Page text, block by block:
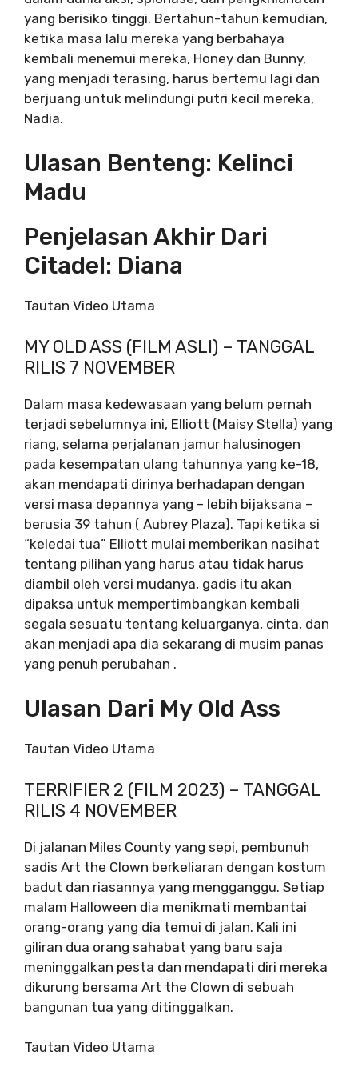
yang berisiko tinggi. Bertahun-tahun kemudian,
ketika masa lalu mereka yang berbahaya
kembali menemui mereka, Honey dan Bunny,
yang menjadi terasing, harus bertemu lagi dan
berjuang untuk melindungi putri kecil mereka,
Nadia.
Ulasan Benteng: Kelinci
Madu
Penjelasan Akhir Dari
Citadel: Diana
Tautan Video Utama
MY OLD ASS (FILM ASLI) – TANGGAL
RILIS 7 NOVEMBER
Dalam masa kedewasaan yang belum pernah
terjadi sebelumnya ini, Elliott (Maisy Stella) yang
riang, selama perjalanan jamur halusinogen
pada kesempatan ulang tahunnya yang ke-18,
akan mendapati dirinya berhadapan dengan
versi masa depannya yang – lebih bijaksana –
berusia 39 tahun ( Aubrey Plaza). Tapi ketika si
“keledai tua” Elliott mulai memberikan nasihat
tentang pilihan yang harus atau tidak harus
diambil oleh versi mudanya, gadis itu akan
dipaksa untuk mempertimbangkan kembali
segala sesuatu tentang keluarganya, cinta, dan
akan menjadi apa dia sekarang di musim panas
yang penuh perubahan .
Ulasan Dari My Old Ass
Tautan Video Utama
TERRIFIER 2 (FILM 2023) – TANGGAL
RILIS 4 NOVEMBER
Di jalanan Miles County yang sepi, pembunuh
sadis Art the Clown berkeliaran dengan kostum
badut dan riasannya yang mengganggu. Setiap
malam Halloween dia menikmati membantai
orang-orang yang dia temui di jalan. Kali ini
giliran dua orang sahabat yang baru saja
meninggalkan pesta dan mendapati diri mereka
dikurung bersama Art the Clown di sebuah
bangunan tua yang ditinggalkan.
Tautan Video Utama